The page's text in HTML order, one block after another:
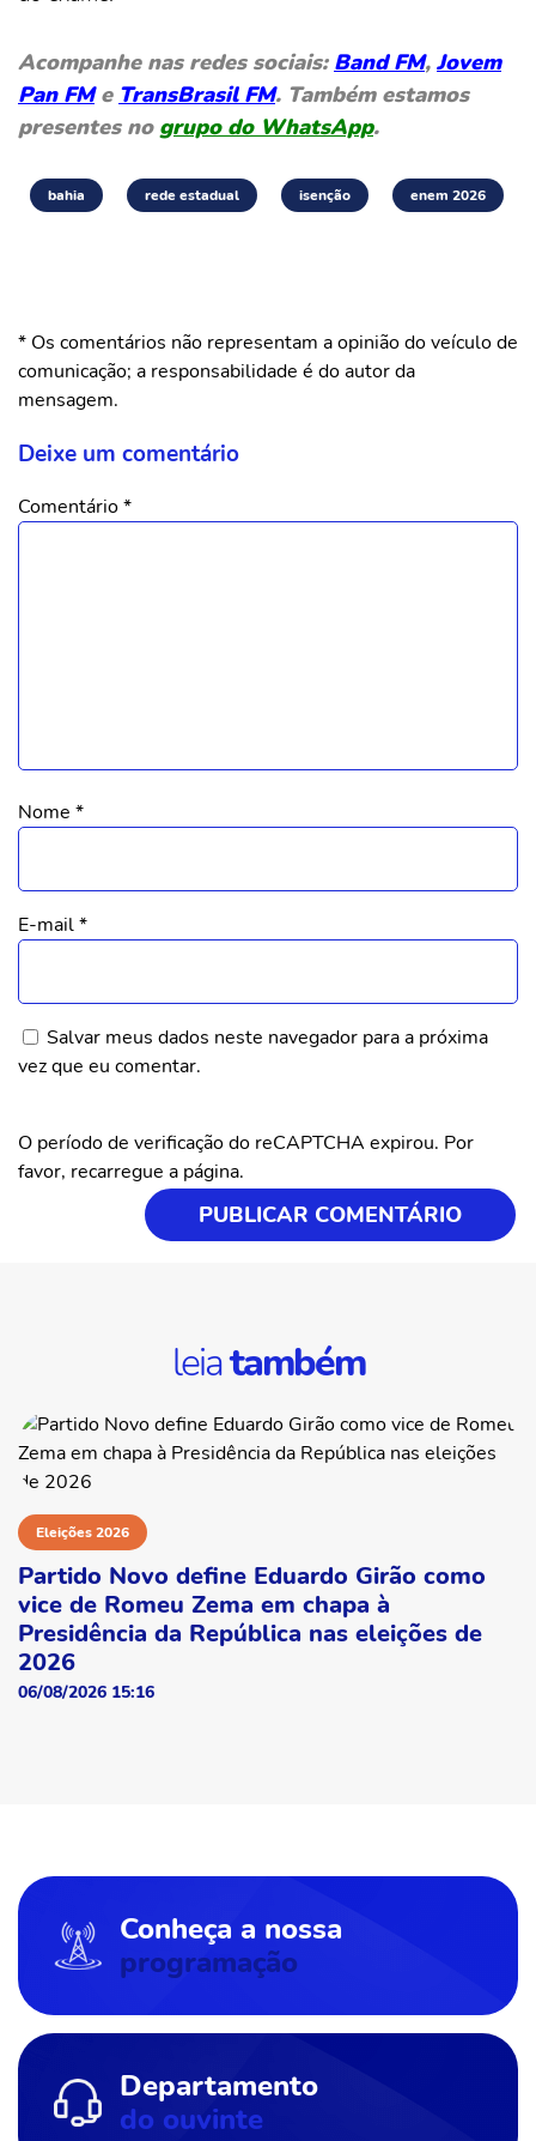
Acompanhe nas redes sociais: Band FM, Jovem
Pan FMe TransBrasil FM. Também estamos
presentes no grupo do WhatsApp.
bahia rede estadual isenção enem 2026
* Os comentários não representam a opinião do veículo de
comunicação; a responsabilidade é do autor da
mensagem.
Deixe um comentário
Comentário*
Nome *
E-mail*
Salvar meus dados neste navegador para a próxima
vez que eu comentar.
O período de verificação do reCAPTCHA expirou. Por
favor, recarregue a página.
leiatambém
Eleições 2026
Partido Novo define Eduardo Girão como
vice de Romeu Zema em chapa à
Presidência da República nas eleições de
2026
06/08/2026 15:16
Conheça a nossa
programação
Departamento
do ouvinte